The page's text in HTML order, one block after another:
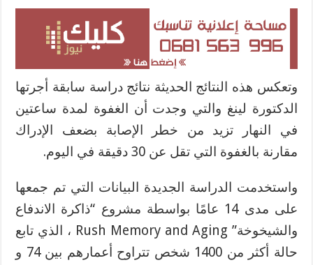
وتعكس هذه النتائج الحديثة نتائج دراسة سابقة أجرتها
الدكتورة لينغ والتي وجدت أن الغفوة لمدة ساعتين
في النهار تزيد من خطر الإصابة بضعف الإدراك
مقارنة بالغفوة التي تقل عن 30 دقيقة في اليوم.
واستخدمت الدراسة الجديدة البيانات التي تم جمعها
على مدى 14 عامًا بواسطة مشروع “ذاكرة الاندفاع
والشيخوخة” Rush Memory and Aging ، الذي تابع
حالة أكثر من 1400 شخص تتراوح أعمارهم بين 74 و